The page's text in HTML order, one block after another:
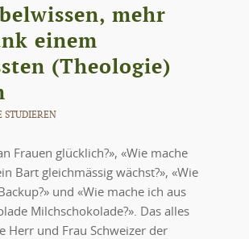
mehr
einem
(Theologie)
STUDIEREN
Frauen glücklich?», «Wie mache
Bart gleichmässig wächst?», «Wie
und «Wie mache ich aus
Milchschokolade?». Das alles
Herr und Frau Schweizer der